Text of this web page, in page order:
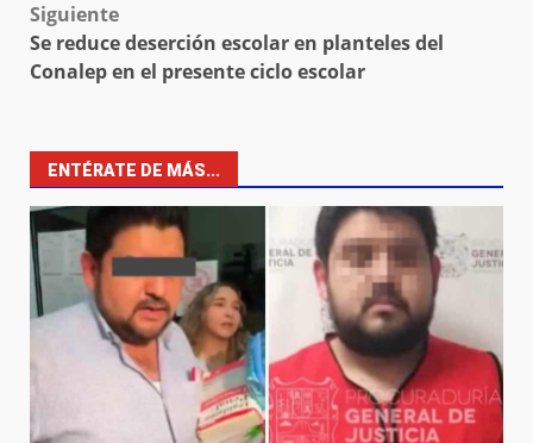
Siguiente
Se reduce deserción escolar en planteles del
Conalep en el presente ciclo escolar
ENTÉRATE DE MÁS...